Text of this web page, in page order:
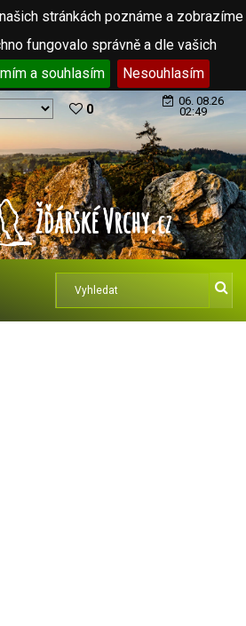
stránkách poznáme a zobrazíme
fungovalo správně a dle vašich
a souhlasím Nesouhlasím
0
06. 08.26
02:49